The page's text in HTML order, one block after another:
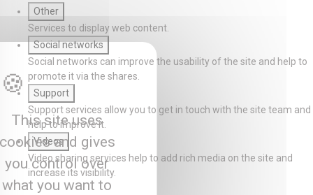
Other
Services to display web content.
Social networks
Social networks can improve the usability of the site and help to
promote it via the shares.
Support
Support services allow you to get in touch with the site team and
help to improve it.
Videos
Video sharing services help to add rich media on the site and
increase its visibility.
This site uses
and gives
you control over
what you want to